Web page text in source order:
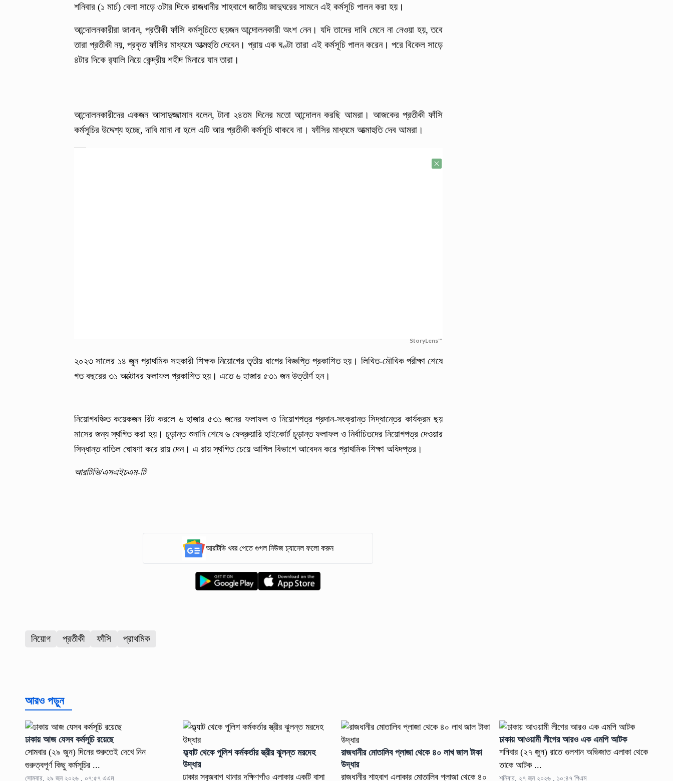
শনিবার (১ মার্চ) বেলা সাড়ে ৩টার দিকে রাজধানীর শাহবাগে জাতীয় জাদুঘরের সামনে এই কর্মসূচি পালন করা হয়।
আন্দোলনকারীরা জানান, প্রতীকী ফাঁসি কর্মসূচিতে ছয়জন আন্দোলনকারী অংশ নেন। যদি তাদের দাবি মেনে না নেওয়া হয়, তবে
তারা প্রতীকী নয়, প্রকৃত ফাঁসির মাধ্যমে আত্মহুতি দেবেন। প্রায় এক ঘণ্টা তারা এই কর্মসূচি পালন করেন। পরে বিকেল সাড়ে
৪টার দিকে র‍্যালি নিয়ে কেন্দ্রীয় শহীদ মিনারে যান তারা।
আন্দোলনকারীদের একজন আসাদুজ্জামান বলেন, টানা ২৪তম দিনের মতো আন্দোলন করছি আমরা। আজকের প্রতীকী ফাঁসি
কর্মসূচির উদ্দেশ্য হচ্ছে, দাবি মানা না হলে এটি আর প্রতীকী কর্মসূচি থাকবে না। ফাঁসির মাধ্যমে আত্মাহুতি দেব আমরা।
StoryLens™
২০২৩ সালের ১৪ জুন প্রাথমিক সহকারী শিক্ষক নিয়োগের তৃতীয় ধাপের বিজ্ঞপ্তি প্রকাশিত হয়। লিখিত-মৌখিক পরীক্ষা শেষে
গত বছরের ৩১ অক্টোবর ফলাফল প্রকাশিত হয়। এতে ৬ হাজার ৫৩১ জন উত্তীর্ণ হন।
নিয়োগবঞ্চিত কয়েকজন রিট করলে ৬ হাজার ৫৩১ জনের ফলাফল ও নিয়োগপত্র প্রদান-সংক্রান্ত সিদ্ধান্তের কার্যক্রম ছয়
মাসের জন্য স্থগিত করা হয়। চূড়ান্ত শুনানি শেষে ৬ ফেব্রুয়ারি হাইকোর্ট চূড়ান্ত ফলাফল ও নির্বাচিতদের নিয়োগপত্র দেওয়ার
সিদ্ধান্ত বাতিল ঘোষণা করে রায় দেন। এ রায় স্থগিত চেয়ে আপিল বিভাগে আবেদন করে প্রাথমিক শিক্ষা অধিদপ্তর।
আরটিভি/এসএইচএম-টি
আরটিভি খবর পেতে গুগল নিউজ চ্যানেল ফলো করুন
নিয়োগ প্রতীকী ফাঁসি প্রাথমিক
আরও পড়ুন
ঢাকায় আজ যেসব কর্মসূচি রয়েছে
সোমবার (২৯ জুন) দিনের শুরুতেই দেখে নিন
গুরুত্বপূর্ণ কিছু কর্মসূচির ...
সোমবার, ২৯ জুন ২০২৬ , ০৭:৫৭ এএম
ফ্ল্যাট থেকে পুলিশ কর্মকর্তার স্ত্রীর ঝুলন্ত মরদেহ
উদ্ধার
ঢাকার সবুজবাগ থানার দক্ষিণগাঁও এলাকার একটি বাসা
রাজধানীর মোতালিব প্লাজা থেকে ৪০ লাখ জাল টাকা
উদ্ধার
রাজধানীর শাহবাগ এলাকার মোতালিব প্লাজা থেকে ৪০
ঢাকায় আওয়ামী লীগের আরও এক এমপি আটক
শনিবার (২৭ জুন) রাতে গুলশান অভিজাত এলাকা থেকে
তাকে আটক ...
শনিবার, ২৭ জুন ২০২৬ , ১০:৪৭ পিএম